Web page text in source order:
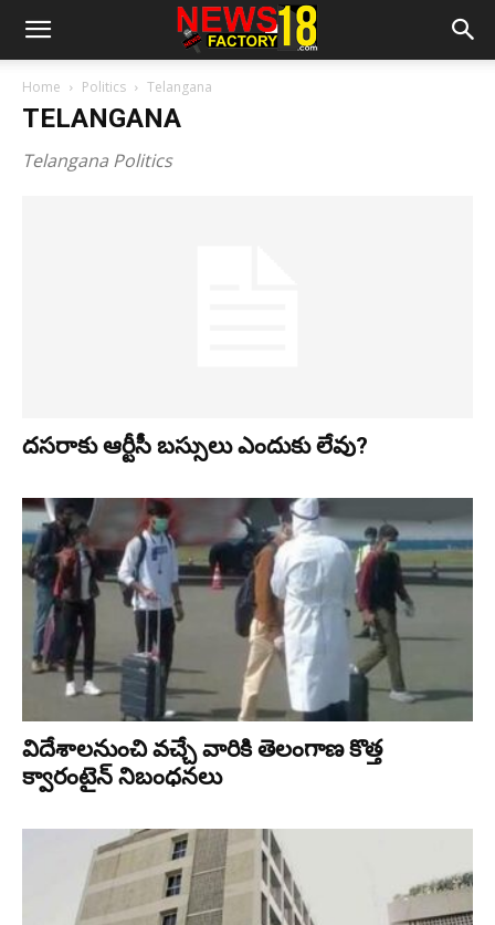
Home Politics Telangana
TELANGANA
Telangana Politics
ద‌స‌రాకు ఆర్టీసీ బ‌స్సులు ఎందుకు లేవు?
విదేశాలనుంచి వచ్చే వారికి తెలంగాణ కొత్త
క్వారంటైన్‌ నిబంధనలు